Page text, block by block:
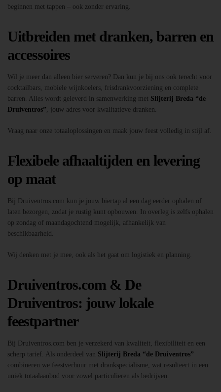
beginnen met tappen – ook zonder ervaring.
Uitbreiden met dranken, barren en
accessoires
Wil je meer dan alleen bier serveren? Dan kun je bij ons ook terecht voor
cocktailbars, mobiele wijnkoelers, frisdrankvoorziening en complete
barren. Alles wordt geleverd in samenwerking met Slijterij Breda “de
Druiventros” , jouw adres voor kwalitatieve dranken.
Vraag naar onze totaaloplossingen en maak jouw feest volledig in stijl af.
Flexibele afhaaltijden en levering
op maat
Bij Druiventros.com kun je jouw biertap al een dag eerder ophalen of
laten bezorgen, zodat je rustig kunt opbouwen. In overleg is zelfs ophalen
op zondag of maandagochtend mogelijk, afhankelijk van
beschikbaarheid.
Wij denken met je mee, ook als het gaat om logistiek en planning.
Druiventros.com & De
Druiventros: jouw lokale
feestpartner
Bij Druiventros.com ben je verzekerd van kwaliteit, flexibiliteit en een
scherp tarief. Als onderdeel van Slijterij Breda “de Druiventros”
combineren we feestverhuur met drankspecialisme, wat resulteert in een
uniek totaalaanbod voor zowel particulieren als bedrijven.